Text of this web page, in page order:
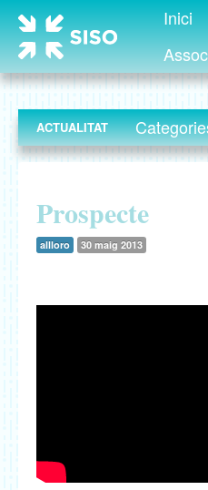
Inici
ACTUALITAT
Prospecte
allloro 30 maig 2013